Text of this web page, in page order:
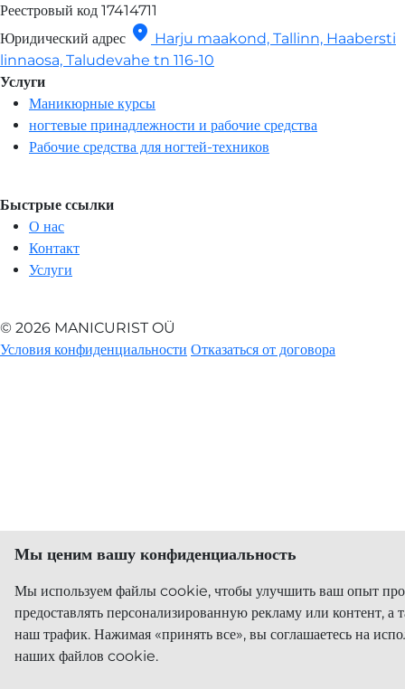
Реестровый код 17414711
Юридический адрес location_on Harju maakond, Tallinn, Haabersti
linnaosa, Taludevahe tn 116-10
Услуги
Маникюрные курсы
ногтевые принадлежности и рабочие средства
Рабочие средства для ногтей-техников
Быстрые ссылки
О нас
Контакт
Услуги
© 2026 MANICURIST OÜ
Условия конфиденциальности Отказаться от договора
Мы ценим вашу конфиденциальность
Мы используем файлы cookie, чтобы улучшить ваш опыт
предоставлять персонализированную рекламу или контент, а
наш трафик. Нажимая «принять все», вы соглашаетесь на
наших файлов cookie.